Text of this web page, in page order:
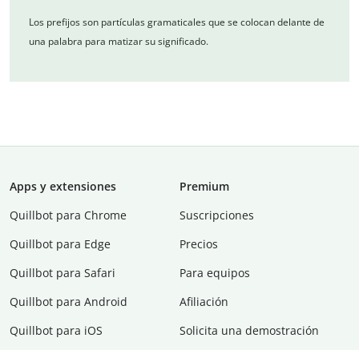
Los prefijos son partículas gramaticales que se colocan delante de
una palabra para matizar su significado.
Apps y extensiones
Quillbot para Chrome
Quillbot para Edge
Quillbot para Safari
Quillbot para Android
Quillbot para iOS
Premium
Suscripciones
Precios
Para equipos
Afiliación
Solicita una demostración